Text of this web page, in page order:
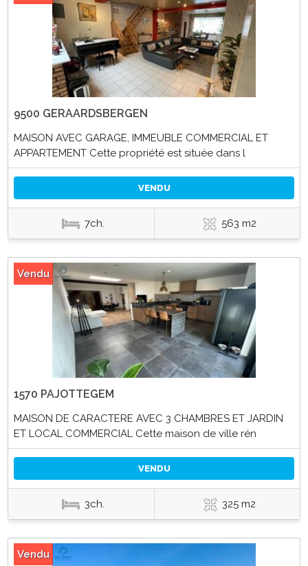
9500 GERAARDSBERGEN
MAISON AVEC GARAGE, IMMEUBLE COMMERCIAL ET
APPARTEMENT Cette propriété est située dans l
VENDU
7ch. 563 m2
Vendu
1570 PAJOTTEGEM
MAISON DE CARACTERE AVEC 3 CHAMBRES ET JARDIN
ET LOCAL COMMERCIAL Cette maison de ville rén
VENDU
3ch. 325 m2
Vendu